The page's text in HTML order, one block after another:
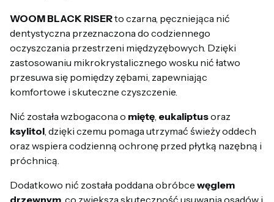
WOOM BLACK RISERto czarna, pęczniejąca nić
dentystyczna przeznaczona do codziennego
oczyszczania przestrzeni międzyzębowych. Dzięki
zastosowaniu mikrokrystalicznego wosku nić łatwo
przesuwa się pomiędzy zębami, zapewniając
komfortowe i skuteczne czyszczenie.
Nić została wzbogacona o miętę, eukaliptusoraz
ksylitol, dzięki czemu pomaga utrzymać świeży oddech
oraz wspiera codzienną ochronę przed płytką nazębną i
próchnicą.
Dodatkowo nić została poddana obróbce węglem